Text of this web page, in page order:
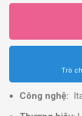
Trò
Công nghệ: